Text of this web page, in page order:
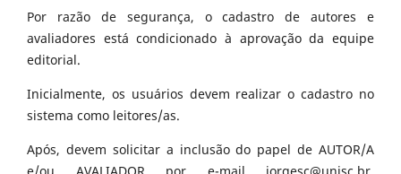
Por razão de segurança, o cadastro de autores e
avaliadores está condicionado à aprovação da equipe
editorial.
Inicialmente, os usuários devem realizar o cadastro no
sistema como leitores/as.
Após, devem solicitar a inclusão do papel de AUTOR/A
e/ou AVALIADOR por e-mail jorgesc@unisc.br,